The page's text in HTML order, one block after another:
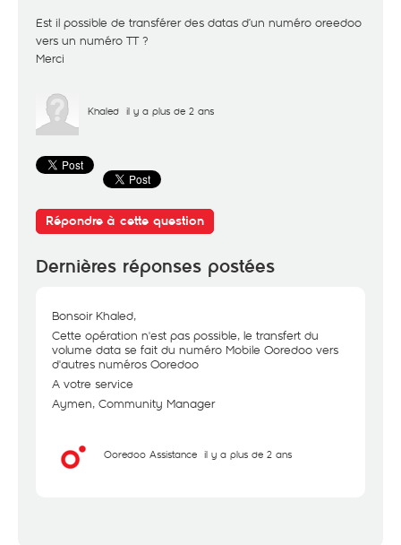
Est il possible de transférer des datas d’un numéro oreedoo
vers un numéro TT ?
Merci
Khaled il y a plus de 2 ans
Répondre à cette question
Dernières réponses postées
Bonsoir Khaled,
Cette opération n'est pas possible, le transfert du
volume data se fait du numéro Mobile Ooredoo vers
d'autres numéros Ooredoo
A votre service
Aymen, Community Manager
Ooredoo Assistance il y a plus de 2 ans